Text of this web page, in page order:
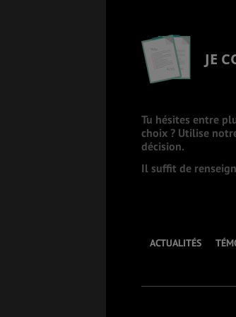
JE
Tu hésites entre
choix ? Utilise
décision.
Il suffit de
ACTUALITÉS